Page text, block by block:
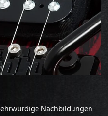
Nachbildungen